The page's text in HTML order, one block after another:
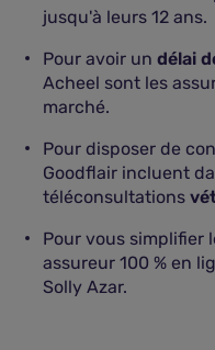
jusqu'à leurs 12 ans.
Pour avoir un délai
Acheel sont les
marché.
Pour disposer de
Goodflair incluent
téléconsultations
Pour vous simplifier
assureur 100 % en
Solly Azar.